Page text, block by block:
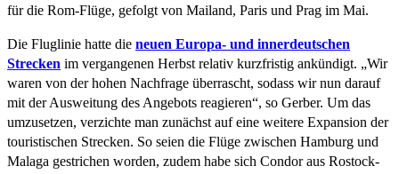
für die Rom-Flüge, gefolgt von Mailand, Paris und Prag im Mai.
Die Fluglinie hatte die neuen Europa- und innerdeutschen
Strecken im vergangenen Herbst relativ kurzfristig ankündigt. „Wir
waren von der hohen Nachfrage überrascht, sodass wir nun darauf
mit der Ausweitung des Angebots reagieren“, so Gerber. Um das
umzusetzen, verzichte man zunächst auf eine weitere Expansion der
touristischen Strecken. So seien die Flüge zwischen Hamburg und
Malaga gestrichen worden, zudem habe sich Condor aus Rostock-